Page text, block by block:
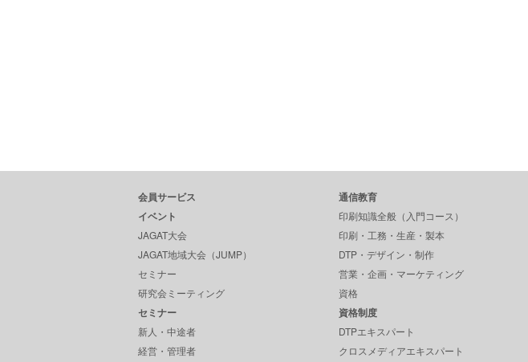
会員サービス
イベント
JAGAT大会
JAGAT地域大会（JUMP）
セミナー
研究会ミーティング
セミナー
新人・中途者
経営・管理者
通信教育
印刷知識全般（入門コース）
印刷・工務・生産・製本
DTP・デザイン・制作
営業・企画・マーケティング
資格
資格制度
DTPエキスパート
クロスメディアエキスパート